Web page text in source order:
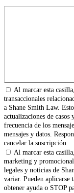
Al marcar esta
transaccionales
a Shane Smith Law.
actualizaciones de
frecuencia de los
mensajes y datos.
cancelar la suscripción.
Al marcar esta
marketing y
legales y noticias de
variar. Pueden aplicarse
obtener ayuda o STOP